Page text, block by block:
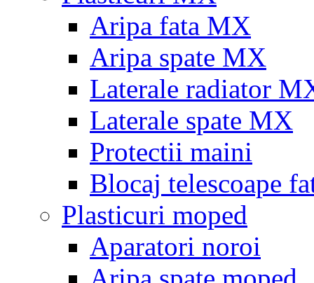
Aripa fata MX
Aripa spate MX
Laterale radiator
Laterale spate MX
Protectii maini
Blocaj telescoape
Plasticuri moped
Aparatori noroi